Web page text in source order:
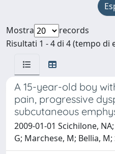
Mostra
records
Risultati 1 - 4 di 4 (tempo di
A 15-year-old boy
pain, progressive
subcutaneous
2009-01-01 Scichilone,
G; Marchese, M; Bellia,